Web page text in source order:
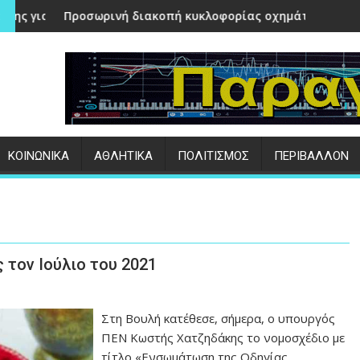
από τη φωτιά στο Πλωμάρι
διακοπή κυκλοφορίας οχημάτων στις 5/8 και 6/8 σε
Τραγωδία στον
ΚΟΙΝΩΝΙΚΑ ΑΘΛΗΤΙΚΑ ΠΟΛΙΤΙΣΜΟΣ ΠΕΡΙΒΑΛΛΟΝ
Ιούλιο του 2021
Στη Βουλή κατέθεσε, σήμερα, ο υπουργός
ΠΕΝ Κωστής Χατζηδάκης το νομοσχέδιο με
τίτλο «Ενσωμάτωση της Οδηγίας